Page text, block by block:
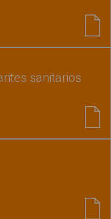
sanitarios